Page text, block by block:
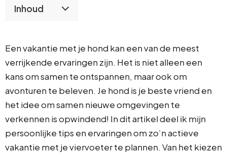
Inhoud
Een vakantie met je hond kan een van de meest
verrijkende ervaringen zijn. Het is niet alleen een
kans om samen te ontspannen, maar ook om
avonturen te beleven. Je hond is je beste vriend en
het idee om samen nieuwe omgevingen te
verkennen is opwindend! In dit artikel deel ik mijn
persoonlijke tips en ervaringen om zo’n actieve
vakantie met je viervoeter te plannen. Van het kiezen